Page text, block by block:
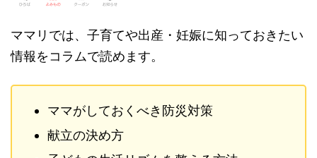
ママリでは、子育てや出産・妊娠に知っておきたい
情報をコラムで読めます。
ママがしておくべき防災対策
献立の決め方